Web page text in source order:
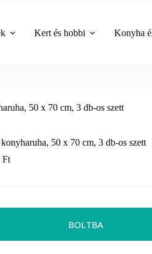
Kert és hobbi Konyha
50 x 70 cm, 3 db-os szett
50 x 70 cm, 3 db-os szett
Ft
BOLTBA